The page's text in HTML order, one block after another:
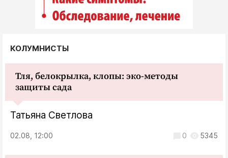
КОЛУМНИСТЫ
Тля, белокрылка, клопы: эко-методы
защиты сада
Татьяна Светлова
02.08, 12:00 0 5345